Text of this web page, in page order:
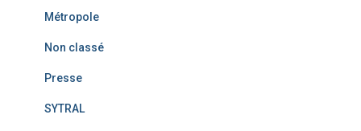
Métropole
Non classé
Presse
SYTRAL